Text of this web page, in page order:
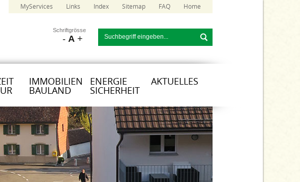
MyServices Links Index Sitemap FAQ Home
-
Schriftgrösse
A +
IMMOBILIEN
BAULAND
ENERGIE
SICHERHEIT
AKTUELLES